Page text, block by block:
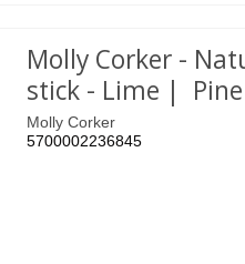
Molly Corker -
stick - Lime |
Molly Corker
5700002236845